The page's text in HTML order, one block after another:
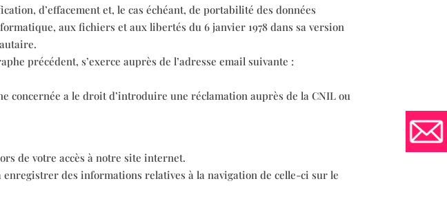
d’effacement et, le cas échéant, de portabilité des données
aux fichiers et aux libertés du 6 janvier 1978 dans sa version
précédent, s’exerce auprès de l’adresse email suivante :
concernée a le droit d’introduire une réclamation auprès de la CNIL ou
de votre accès à notre site internet.
des informations relatives à la navigation de celle-ci sur le